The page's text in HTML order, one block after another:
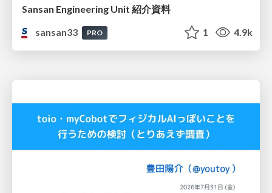
Sansan Engineering Unit 紹介資料
sansan33
PRO 1 4.9k